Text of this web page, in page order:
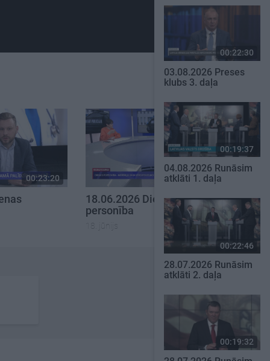
00:23:20 00:23:08
18.06.2026 Dienas
personība
18. jūnijs
00:22:30
03.08.2026 Preses
klubs 3. daļa
00:19:37
04.08.2026 Runāsim
atklāti 1. daļa
00:22:46
28.07.2026 Runāsim
atklāti 2. daļa
00:19:32